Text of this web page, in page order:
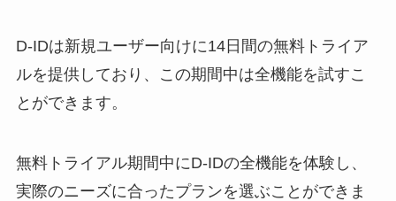
D-IDは新規ユーザー向けに14日間の無料トライア
ルを提供しており、この期間中は全機能を試すこ
とができます。
無料トライアル期間中にD-IDの全機能を体験し、
実際のニーズに合ったプランを選ぶことができま